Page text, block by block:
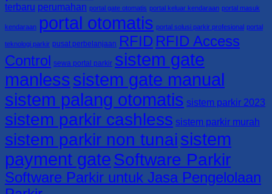
terbaru perumahan portal gate otomatis portal keluar kendaraan portal masuk
kendaraan portal otomatis portal solusi parkir profesional portal
teknologi parkir pusat perbelanjaan RFID RFID Access
Control sewa portal parkir sistem gate
manlesssistem gate manual
sistem palang otomatis sistem parkir 2023
sistem parkir cashless sistem parkir murah
sistem parkir non tunaisistem
payment gateSoftware Parkir
Software Parkir untuk Jasa Pengelolaan